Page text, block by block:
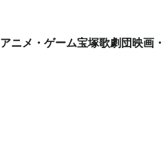
アニメ・ゲーム宝塚歌劇団映画